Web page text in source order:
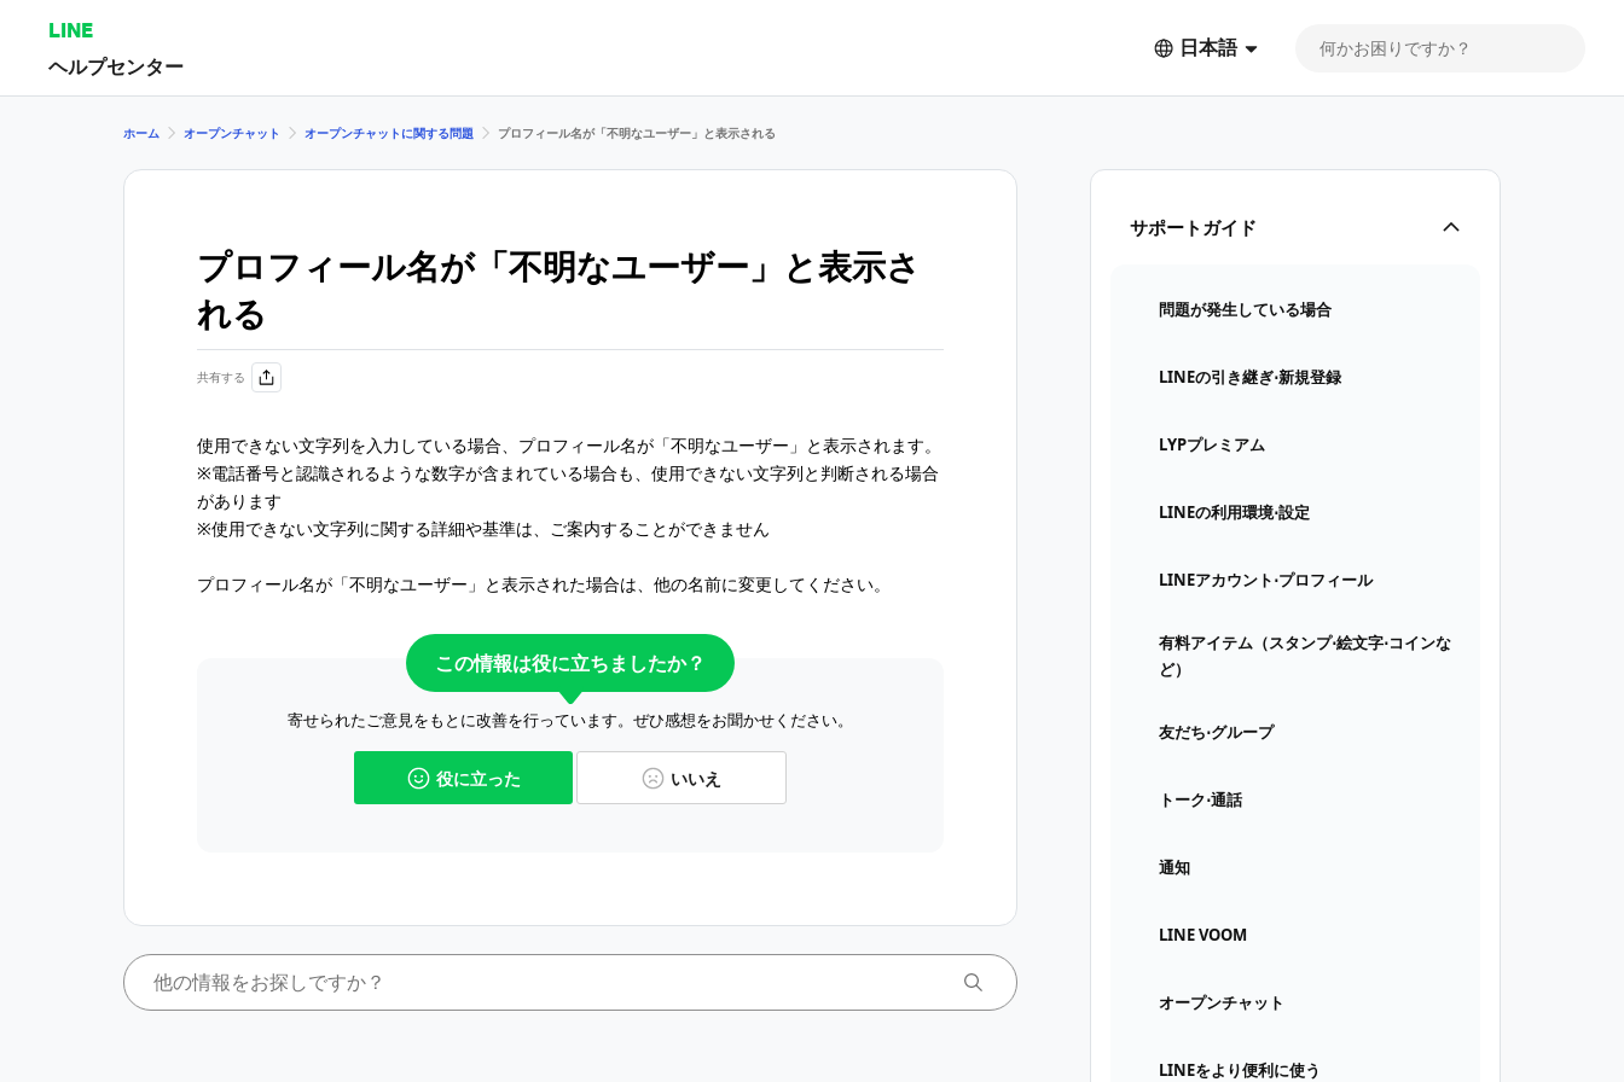
LINE
ヘルプセンター
日本語
サポートガイド
問題が発生している場合
LINEの引き継ぎ⋅新規登録
LYPプレミアム
LINEの利用環境⋅設定
LINEアカウント⋅プロフィール
有料アイテム（スタンプ⋅絵文字⋅コインな
ど）
友だち⋅グループ
トーク⋅通話
通知
LINE VOOM
オープンチャット
LINEをより便利に使う
ホーム オープンチャット オープンチャットに関する問題 プロフィール名が「不明なユーザー」と表示される
プロフィール名が「不明なユーザー」と表示さ
れる
共有する
使用できない文字列を入力している場合、プロフィール名が「不明なユーザー」と表示されます。
※電話番号と認識されるような数字が含まれている場合も、使用できない文字列と判断される場合
があります
※使用できない文字列に関する詳細や基準は、ご案内することができません
プロフィール名が「不明なユーザー」と表示された場合は、他の名前に変更してください。
この情報は役に立ちましたか？
寄せられたご意見をもとに改善を行っています。ぜひ感想をお聞かせください。
役に立った いいえ